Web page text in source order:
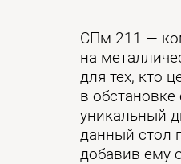
СПм-211 —
на
для тех, кто
в обстановке
уникальный
данный стол
добавив ему